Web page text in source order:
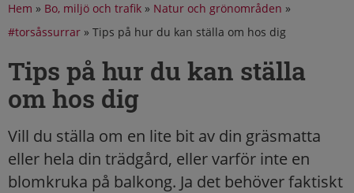
Hem » Bo, miljö och trafik » Natur och grönområden »
#torsåssurrar » Tips på hur du kan ställa om hos dig
Tips på hur du kan ställa
om hos dig
Vill du ställa om en lite bit av din gräsmatta
eller hela din trädgård, eller varför inte en
blomkruka på balkong. Ja det behöver faktiskt